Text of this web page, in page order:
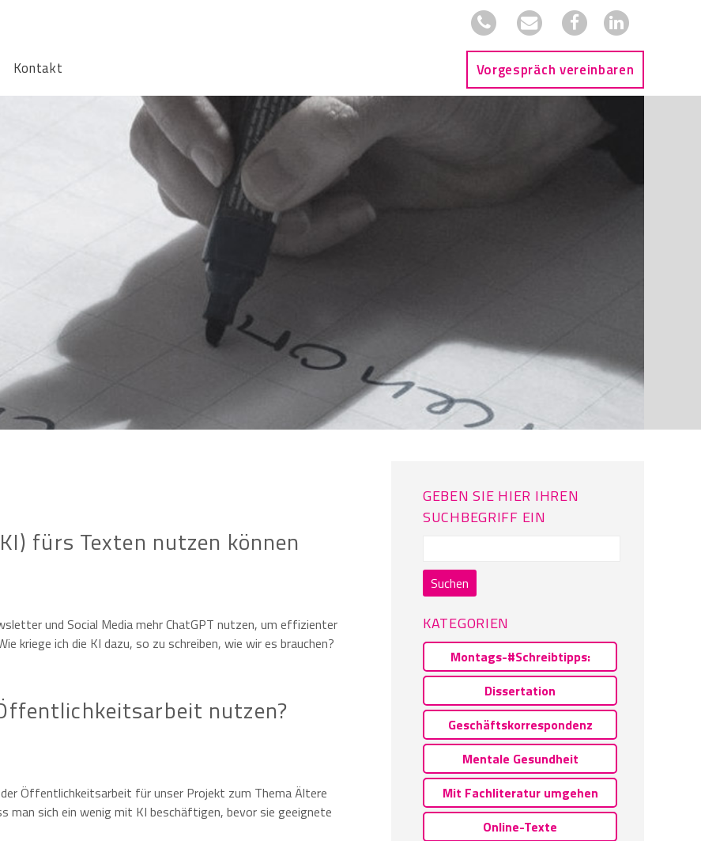
Kontakt Vorgespräch vereinbaren
fürs Texten nutzen können
und Social Media mehr ChatGPT nutzen, um effizienter
kriege ich die KI dazu, so zu schreiben, wie wir es brauchen?
nutzen?
der Öffentlichkeitsarbeit für unser Projekt zum Thema Ältere
man sich ein wenig mit KI beschäftigen, bevor sie geeignete
GEBEN SIE HIER IHREN
SUCHBEGRIFF EIN
KATEGORIEN
Montags-#Schreibtipps:
Dissertation
Geschäftskorrespondenz
Mentale Gesundheit
Mit Fachliteratur umgehen
Online-Texte